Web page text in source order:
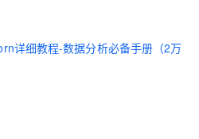
详细教程-数据分析必备手册（2万